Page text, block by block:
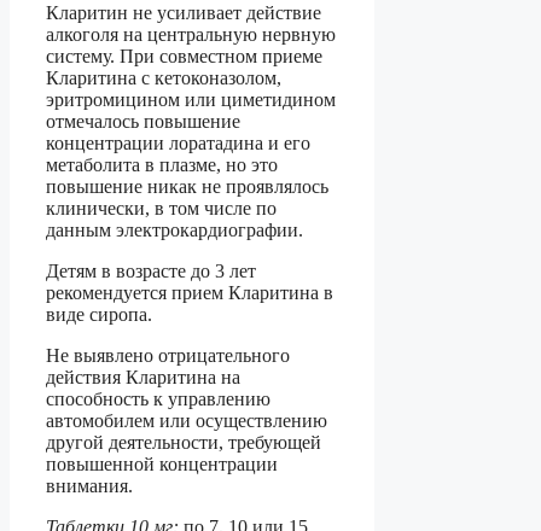
Кларитин не усиливает действие
алкоголя на центральную нервную
систему. При совместном приеме
Кларитина с кетоконазолом,
эритромицином или циметидином
отмечалось повышение
концентрации лоратадина и его
метаболита в плазме, но это
повышение никак не проявлялось
клинически, в том числе по
данным электрокардиографии.
Детям в возрасте до 3 лет
рекомендуется прием Кларитина в
виде сиропа.
Не выявлено отрицательного
действия Кларитина на
способность к управлению
автомобилем или осуществлению
другой деятельности, требующей
повышенной концентрации
внимания.
Таблетки 10 мг: по 7, 10 или 15